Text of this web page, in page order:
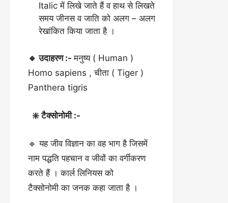
Italic में लिखे जाते हैं व हाथ से लिखते
समय जीनस व जाति को अलग – अलग
रेखांकित किया जाता है ।
🔹 उदाहरण :-मनुष्य ( Human )
Homo sapiens , चीता ( Tiger )
Panthera tigris
❇️ टैक्सोनोमी :-
🔹 यह जीव विज्ञान का वह भाग है जिसमें
नाम पद्धति पहचान व जीवों का वर्गीकरण
करते हैं । कार्ल लिनियस को
टैक्सोनोमी का जनक कहा जाता है ।